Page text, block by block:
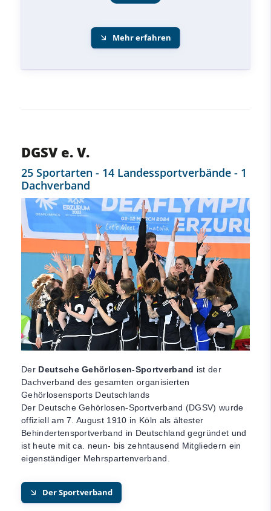
Mehr erfahren
DGSV e. V.
25 Sportarten - 14 Landessportverbände - 1
Dachverband
Der Deutsche Gehörlosen-Sportverband ist der
Dachverband des gesamten organisierten
Gehörlosensports Deutschlands
Der Deutsche Gehörlosen-Sportverband (DGSV) wurde
offiziell am 7. August 1910 in Köln als ältester
Behindertensportverband in Deutschland gegründet und
ist heute mit ca. neun- bis zehntausend Mitgliedern ein
eigenständiger Mehrspartenverband.
Der Sportverband